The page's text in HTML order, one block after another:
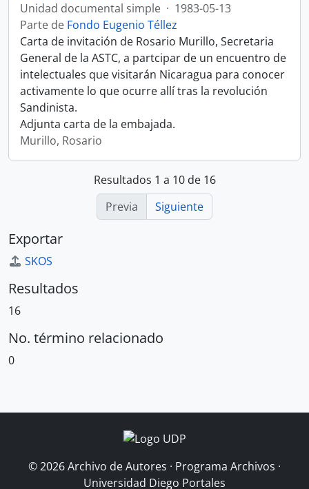
Unidad documental simple · 1983-05-13
Parte de Fondo Eugenio Téllez
Carta de invitación de Rosario Murillo, Secretaria
General de la ASTC, a partcipar de un encuentro de
intelectuales que visitarán Nicaragua para conocer
activamente lo que ocurre allí tras la revolución
Sandinista.
Adjunta carta de la embajada.
Murillo, Rosario
Resultados 1 a 10 de 16
Previa
Siguiente
Exportar
SKOS
Resultados
16
No. término relacionado
0
© 2026 Archivo de Autores · Programa Archivos ·
Universidad Diego Portales